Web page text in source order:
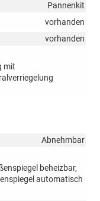
Pannenkit
vorhanden
vorhanden
mit
Abnehmbar
beheizbar,
automatisch